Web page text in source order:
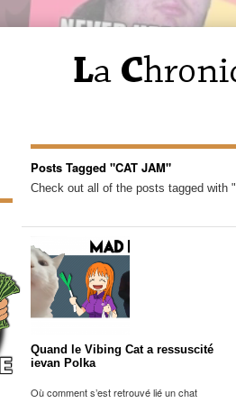
Posts Tagged "CAT JAM"
Check out all of the posts tagged with
Quand le Vibing Cat a ressuscité
ievan Polka
Où comment s’est retrouvé lié un chat